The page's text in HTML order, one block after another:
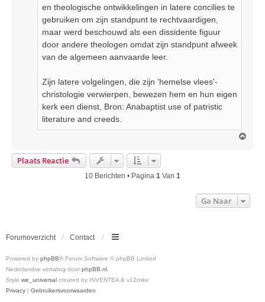
en theologische ontwikkelingen in latere concilies te
gebruiken om zijn standpunt te rechtvaardigen,
maar werd beschouwd als een dissidente figuur
door andere theologen omdat zijn standpunt afweek
van de algemeen aanvaarde leer.
Zijn latere volgelingen, die zijn 'hemelse vlees'-
christologie verwierpen, bewezen hem en hun eigen
kerk een dienst, Bron: Anabaptist use of patristic
literature and creeds.
Plaats Reactie
10 Berichten • Pagina 1 Van 1
Ga Naar
Forumoverzicht Contact
Powered by phpBB® Forum Software © phpBB Limited
Nederlandse vertaling door phpBB.nl
Style we_universal created by INVENTEA & v12mike
Privacy | Gebruikersvoorwaarden